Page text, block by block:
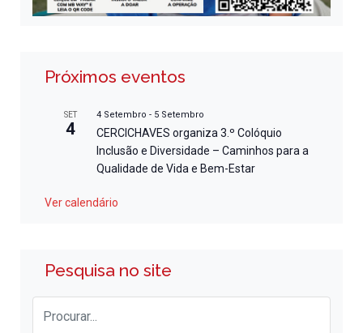
Próximos eventos
SET
4
4 Setembro - 5 Setembro
CERCICHAVES organiza 3.º Colóquio
Inclusão e Diversidade – Caminhos para a
Qualidade de Vida e Bem-Estar
Ver calendário
Pesquisa no site